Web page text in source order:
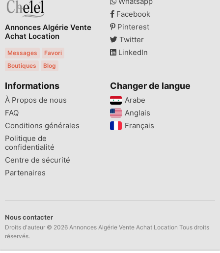
Annonces Algérie Vente
Achat Location
Messages
Favori
Boutiques
Blog
Facebook
Pinterest
Twitter
LinkedIn
Informations
À Propos de nous
FAQ
Conditions générales
Politique de
confidentialité
Centre de sécurité
Partenaires
Changer de langue
Arabe
Anglais
Français
Nous contacter
Droits d'auteur © 2026 Annonces Algérie Vente Achat Location Tous droits
réservés.